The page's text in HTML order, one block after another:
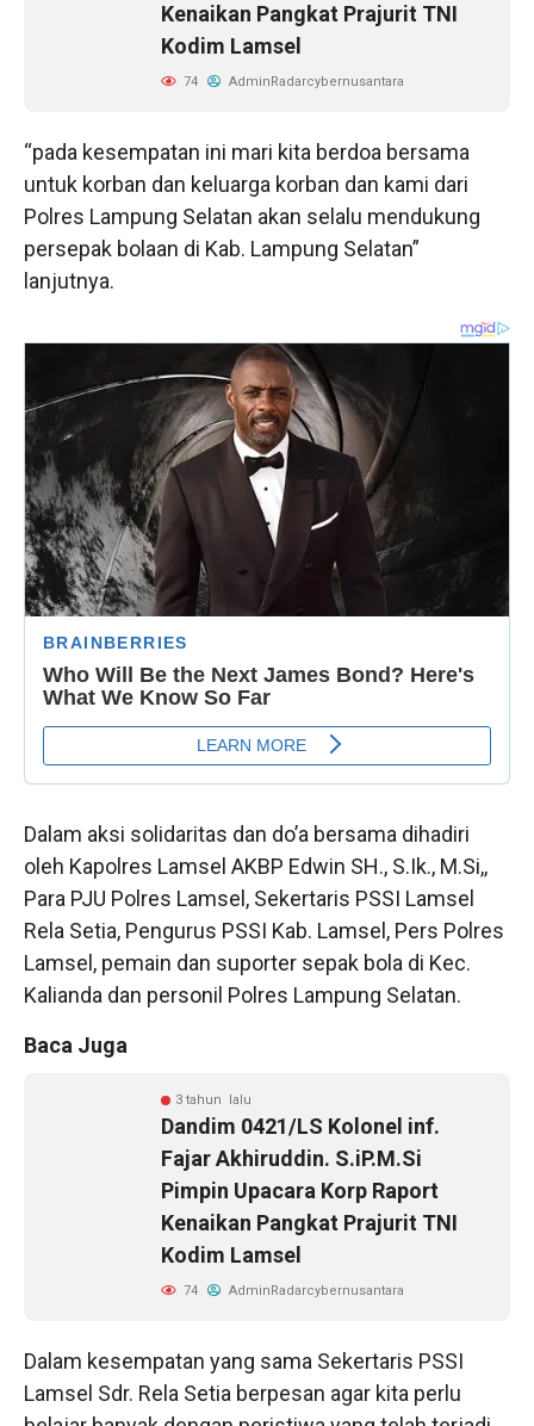
Kenaikan Pangkat Prajurit TNI
Kodim Lamsel
74 AdminRadarcybernusantara
“pada kesempatan ini mari kita berdoa bersama
untuk korban dan keluarga korban dan kami dari
Polres Lampung Selatan akan selalu mendukung
persepak bolaan di Kab. Lampung Selatan”
lanjutnya.
Dalam aksi solidaritas dan do’a bersama dihadiri
oleh Kapolres Lamsel AKBP Edwin SH., S.Ik., M.Si,,
Para PJU Polres Lamsel, Sekertaris PSSI Lamsel
Rela Setia, Pengurus PSSI Kab. Lamsel, Pers Polres
Lamsel, pemain dan suporter sepak bola di Kec.
Kalianda dan personil Polres Lampung Selatan.
Baca Juga
3 tahun lalu
Dandim 0421/LS Kolonel inf.
Fajar Akhiruddin. S.iP.M.Si
Pimpin Upacara Korp Raport
Kenaikan Pangkat Prajurit TNI
Kodim Lamsel
74 AdminRadarcybernusantara
Dalam kesempatan yang sama Sekertaris PSSI
Lamsel Sdr. Rela Setia berpesan agar kita perlu